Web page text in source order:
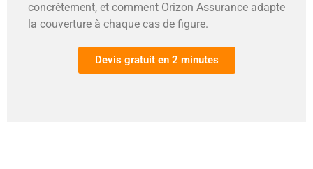
concrètement, et comment Orizon Assurance adapte
la couverture à chaque cas de figure.
Devis gratuit en 2 minutes